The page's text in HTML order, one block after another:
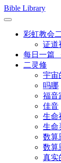
Skip
to
Bible Library
彩虹教会
证道
每日一篇
二灵修
宇宙
吗哪
福音
佳音
生命
生命
数算
数算
真实